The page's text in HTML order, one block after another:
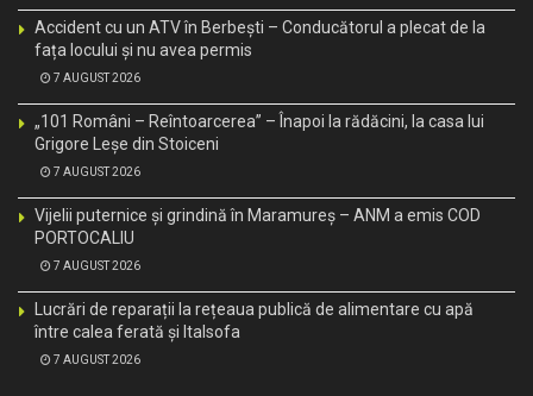
Accident cu un ATV în Berbești – Conducătorul a plecat de la
fața locului și nu avea permis
7 AUGUST 2026
„101 Români – Reîntoarcerea” – Înapoi la rădăcini, la casa lui
Grigore Leșe din Stoiceni
7 AUGUST 2026
Vijelii puternice și grindină în Maramureș – ANM a emis COD
PORTOCALIU
7 AUGUST 2026
Lucrări de reparații la rețeaua publică de alimentare cu apă
între calea ferată și Italsofa
7 AUGUST 2026